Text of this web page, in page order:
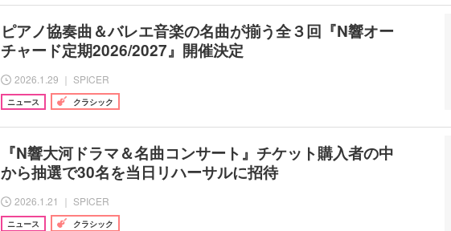
ピアノ協奏曲＆バレエ音楽の名曲が揃う全３回『N響オー
チャード定期2026/2027』開催決定
2026.1.29 ｜ SPICER
ニュース クラシック
『N響大河ドラマ＆名曲コンサート』チケット購入者の中
から抽選で30名を当日リハーサルに招待
2026.1.21 ｜ SPICER
ニュース クラシック